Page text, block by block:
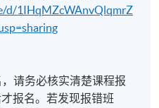
d/1IHqMZcWAnvQlqmrZ
请务必核实清楚课程报
报名。若发现报错班